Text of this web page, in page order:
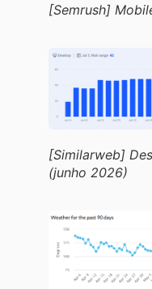
[Semrush]
[Similarweb]
(junho 2026)